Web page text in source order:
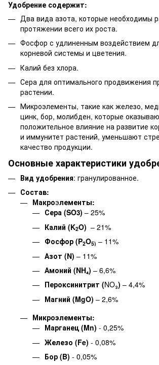
Удобрение содержит:
Два вида азота, которые необходимы
протяжении всего их роста.
Фосфор с удлиненным воздействием
корневой системы и цветения.
Калий без хлора.
Сера для оптимального продвижения
растении.
Микроэлементы, такие как железо,
цинк, бор, молибден, которые
положительное влияние на развитие
и иммунитет растений, уменьшают
качество продукции.
Основные характеристики
Вид удобрения: гранулированное.
Состав:
Макроэлементы:
Сера (SO3) – 25%
Калий (K2O) – 21%
Фосфор (P2O5) – 11%
Азот (N) – 11%
Амоний (NH₄) – 6,6%
Пероксинитрит (NO₃) – 4,4%
Магний (MgO) – 2,6%
Микроэлементы:
Марганец (Mn) - 0,25%
Железо (Fe) - 0,08%
Бор (B) - 0,05%